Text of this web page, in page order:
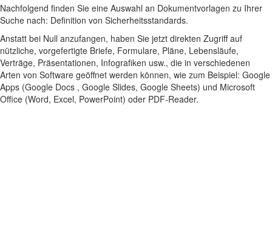
Nachfolgend finden Sie eine Auswahl an Dokumentvorlagen zu Ihrer
Suche nach: Definition von Sicherheitsstandards.
Anstatt bei Null anzufangen, haben Sie jetzt direkten Zugriff auf
nützliche, vorgefertigte Briefe, Formulare, Pläne, Lebensläufe,
Verträge, Präsentationen, Infografiken usw., die in verschiedenen
Arten von Software geöffnet werden können, wie zum Beispiel: Google
Apps (Google Docs , Google Slides, Google Sheets) und Microsoft
Office (Word, Excel, PowerPoint) oder PDF-Reader.